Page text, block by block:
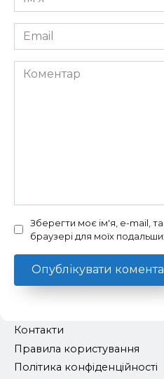
*
Email
*
Коментар
Зберегти моє ім'я, e-mail,
браузері для моїх
Контакти
Правила користування
Політика конфіденційності